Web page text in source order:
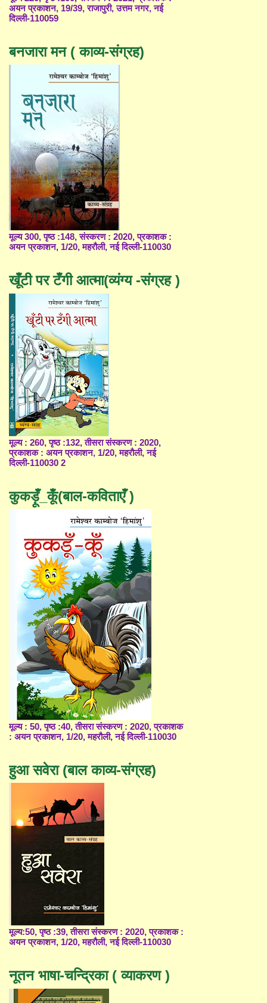
अयन प्रकाशन, 19/39, राजापुरी, उत्तम नगर, नई
दिल्ली-110059
बनजारा मन ( काव्य-संग्रह)
मूल्य 300, पृष्ठ :148, संस्करण : 2020, प्रकाशक :
अयन प्रकाशन, 1/20, महरौली, नई दिल्ली-110030
खूँटी पर टँगी आत्मा(व्यंग्य -संग्रह )
मूल्य : 260, पृष्ठ :132, तीसरा संस्करण : 2020,
प्रकाशक : अयन प्रकाशन, 1/20, महरौली, नई
दिल्ली-110030 2
कुकड़ूँ_कूँ(बाल-कविताएँ )
मूल्य : 50, पृष्ठ :40, तीसरा संस्करण : 2020, प्रकाशक
: अयन प्रकाशन, 1/20, महरौली, नई दिल्ली-110030
हुआ सवेरा (बाल काव्य-संग्रह)
मूल्य:50, पृष्ठ :39, तीसरा संस्करण : 2020, प्रकाशक :
अयन प्रकाशन, 1/20, महरौली, नई दिल्ली-110030
नूतन भाषा-चन्द्रिका ( व्याकरण )